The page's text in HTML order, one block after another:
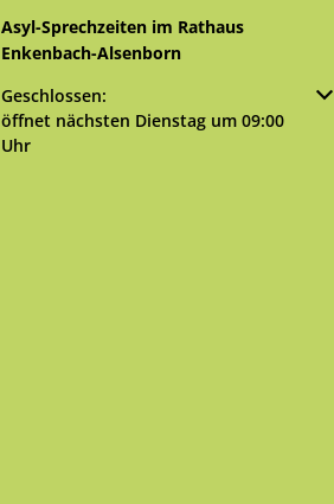
Asyl-Sprechzeiten im Rathaus
Enkenbach-Alsenborn
Klicken, um weitere Öffnungs- oder
Geschlossen:
öffnet nächsten Dienstag um 09:00
Uhr